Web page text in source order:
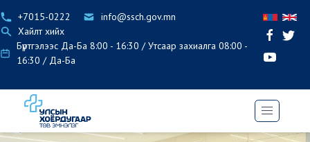
+7015-0222
info@ssch.gov.mn
Хайлт хийх
Бүртгэлээс Да-Ба 8:00 - 16:30 / Утсаар захиалга 08:00 -
16:30 / Да-Ба